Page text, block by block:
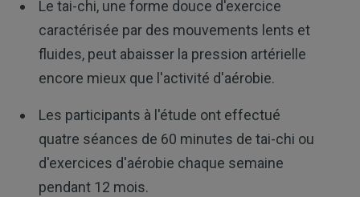
Le tai-chi, une forme douce d'exercice
caractérisée par des mouvements lents et
fluides, peut abaisser la pression artérielle
encore mieux que l'activité d'aérobie.
Les participants à l'étude ont effectué
quatre séances de 60 minutes de tai-chi ou
d'exercices d'aérobie chaque semaine
pendant 12 mois.